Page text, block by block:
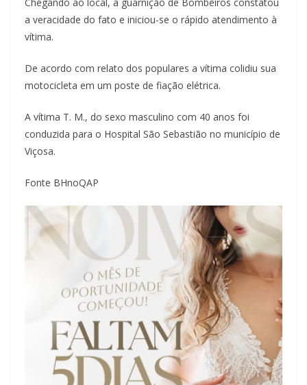
a veracidade do fato e iniciou-se o rápido atendimento à
vítima.
De acordo com relato dos populares a vítima colidiu sua
motocicleta em um poste de fiação elétrica.
A vítima T. M., do sexo masculino com 40 anos foi
conduzida para o Hospital São Sebastião no município de
Viçosa.
Fonte BHnoQAP